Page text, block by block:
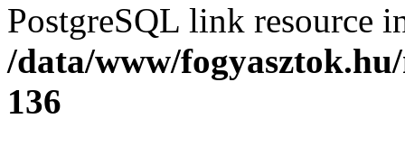
PostgreSQL link resource
/data/www/
136